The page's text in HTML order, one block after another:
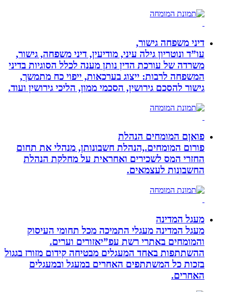
דיני משפחה גישור,
עו”ד ונוטריון גילה עיני, מודיעין, דיני משפחה, גישור,
משרדה של עורכת הדין נותן מענה לכלל הסוגיות בדיני
המשפחה לרבות: ייצוג בערכאות, ייפוי כח מתמשך,
גישור להסכם גירושין, הסכמי ממון, הליכי גירושין ועוד.
פואןם המומחים הנהלת
פורום המומחים.,הנהלת חשבונותן, מנהלי את תחום
החזרי המס לשכירים ואחראית על מחלקת הנהלת
החשבונות לעצמאים.
מעגל המדינה
מעגל המדינה מעגלי התמיכה מכל תחומי העיסוק
והמומחים באתרי רשת עפ”יאזורים וערים.
ההשתתפות באחד המעגלים מבטיחה קידום מזורז בגגול
בזכות כל המשתתפים האחרים במעגל ובמעגלים
האחרים.